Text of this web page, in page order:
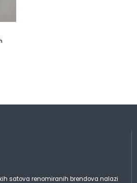
satova renomiranih brendova nalazi